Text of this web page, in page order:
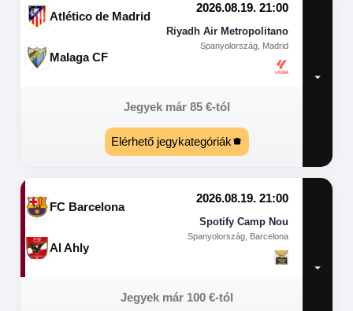
Atlético de Madrid
2026.08.19. 21:00
Riyadh Air Metropolitano
Spanyolország, Madrid
Malaga CF
Jegyek már 85 €-tól
Elérhető jegykategóriák
FC Barcelona
2026.08.19. 21:00
Spotify Camp Nou
Spanyolország, Barcelona
Al Ahly
Jegyek már 100 €-tól